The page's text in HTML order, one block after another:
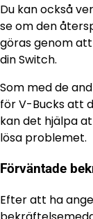
Du kan också
se om den
göras genom
din Switch.
Som med de
för V-Bucks att
kan det hjälpa
lösa problemet.
Förväntade
Efter att ha